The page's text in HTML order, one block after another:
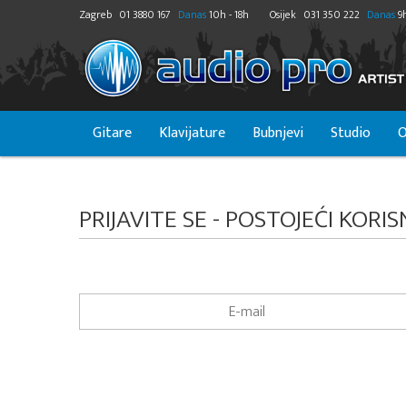
Zagreb 01 3880 167 Danas10h - 18h Osijek 031 350 222 Danas
Gitare Klavijature Bubnjevi Studio
PRIJAVITE SE - POSTOJEĆI